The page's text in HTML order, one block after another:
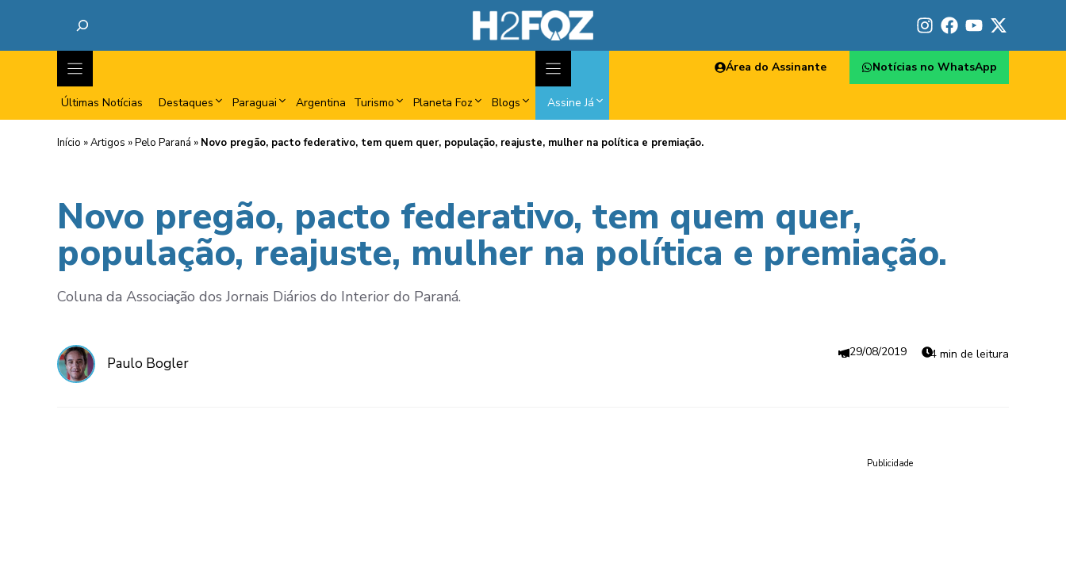
Últimas Notícias Destaques Paraguai Argentina Turismo Planeta Foz Blogs Assine Já
Área do Assinante Notícias no WhatsApp
Início »Artigos »Pelo Paraná » Novo pregão, pacto federativo, tem quem quer, população, reajuste, mulher na política e premiação.
Novo pregão, pacto federativo, tem quem quer,
população, reajuste, mulher na política e premiação.
Coluna da Associação dos Jornais Diários do Interior do Paraná.
Paulo Bogler
29/08/2019 4 min de leitura
Publicidade